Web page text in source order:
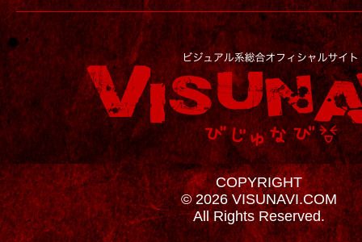
COPYRIGHT
© 2026 VISUNAVI.COM
All Rights Reserved.